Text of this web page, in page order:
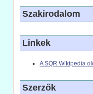
Szakirodalom
Linkek
A SQR Wikipedia
Szerzők